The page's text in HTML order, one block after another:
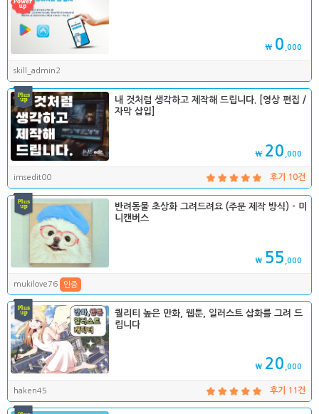
₩ 0 ,000
skill_admin2
내 것처럼 생각하고 제작해 드립니다. [영상 편집 /
자막 삽입]
₩ 20 ,000
imsedit00 후기 10건
반려동물 초상화 그려드려요 (주문 제작 방식) - 미
니캔버스
₩ 55 ,000
mukilove76 인증
퀄리티 높은 만화, 웹툰, 일러스트 삽화를 그려 드
립니다
₩ 20 ,000
haken45 후기 11건